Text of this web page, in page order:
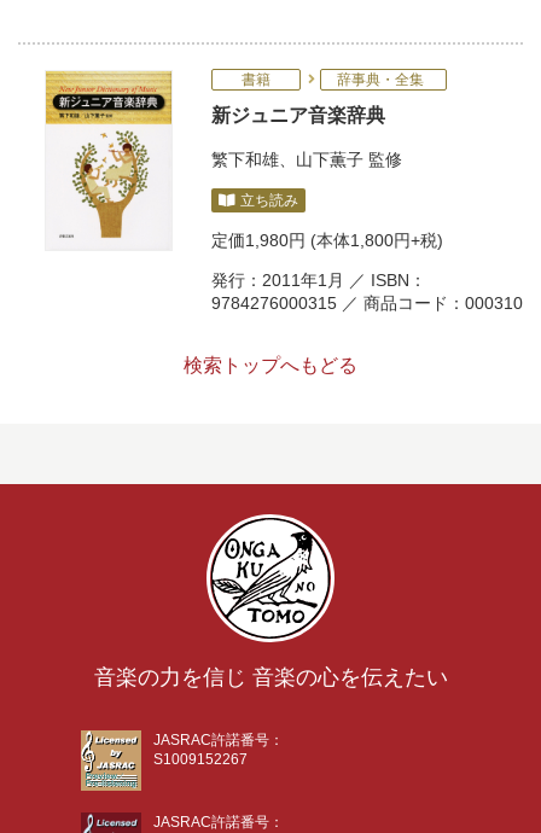
書籍 辞事典・全集
新ジュニア音楽辞典
繁下和雄 山下薫子 監修
立ち読み
定価1,980円 (本体1,800円+税)
発行：2011年1月 ／ ISBN：
9784276000315 ／ 商品コード：000310
検索トップへもどる
音楽の力を信じ 音楽の心を伝えたい
JASRAC許諾番号：
S1009152267
JASRAC許諾番号：